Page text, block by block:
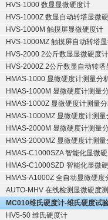
HVS-1000 数显显微硬度计
HVS-1000Z 数显自动转塔显微
HVS-1000M 触摸屏显微硬度计
HVS-1000MZ 触摸屏自动转塔
HVS-2000 2公斤数显显微硬度计
HVS-2000Z 2公斤数显自动转塔
HMAS-1000 显微硬度计测量分
HMAS-1000M 显微硬度计测量
HMAS-1000Z 显微硬度计测量
HMAS-1000MZ 显微硬度计测
HMAS-2000M 显微硬度计测量
HMAS-2000MZ 显微硬度计测
HMAS-C1000SZA 智能化显微
HMAS-C1000SZD 智能化显微
HMAS-A1000Z 全自动显微硬度
AUTO-MHV 在线检测显微硬度
MC010维氏硬度计-维氏硬度试
HV5-50 维氏硬度计